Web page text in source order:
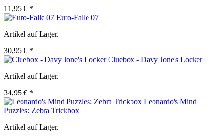
11,95 € *
Euro-Falle 07
Artikel auf Lager.
30,95 € *
Cluebox - Davy Jone's Locker
Artikel auf Lager.
34,95 € *
Leonardo's Mind
Puzzles: Zebra Trickbox
Artikel auf Lager.